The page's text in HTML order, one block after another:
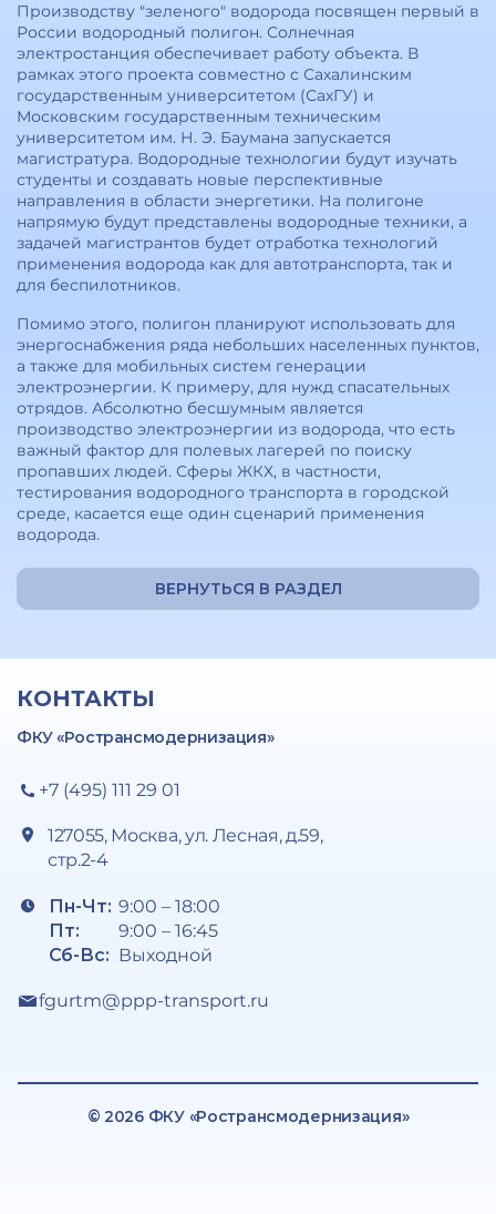
Производству "зеленого" водорода посвящен первый в
России водородный полигон. Солнечная
электростанция обеспечивает работу объекта. В
рамках этого проекта совместно с Сахалинским
государственным университетом (СахГУ) и
Московским государственным техническим
университетом им. Н. Э. Баумана запускается
магистратура. Водородные технологии будут изучать
студенты и создавать новые перспективные
направления в области энергетики. На полигоне
напрямую будут представлены водородные техники, а
задачей магистрантов будет отработка технологий
применения водорода как для автотранспорта, так и
для беспилотников.
Помимо этого, полигон планируют использовать для
энергоснабжения ряда небольших населенных пунктов,
а также для мобильных систем генерации
электроэнергии. К примеру, для нужд спасательных
отрядов. Абсолютно бесшумным является
производство электроэнергии из водорода, что есть
важный фактор для полевых лагерей по поиску
пропавших людей. Сферы ЖКХ, в частности,
тестирования водородного транспорта в городской
среде, касается еще один сценарий применения
водорода.
ВЕРНУТЬСЯ В РАЗДЕЛ
КОНТАКТЫ
ФКУ «Ространсмодернизация»
+7 (495) 111 29 01
127055, Москва, ул. Лесная, д.59,
стр.2-4
Пн-Чт:
Пт:
Сб-Вс:
9:00 – 18:00
9:00 – 16:45
Выходной
fgurtm@ppp-transport.ru
© 2026 ФКУ «Ространсмодернизация»